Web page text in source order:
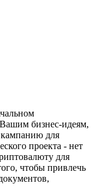
бизнес-идеям,
кампанию для
проекта - нет
для
чтобы привлечь